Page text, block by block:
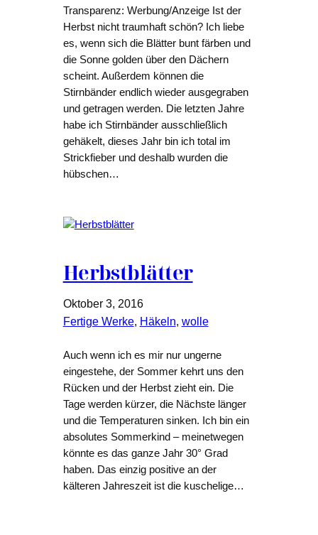
Transparenz: Werbung/Anzeige Ist der
Herbst nicht traumhaft schön? Ich liebe
es, wenn sich die Blätter bunt färben und
die Sonne golden über den Dächern
scheint. Außerdem können die
Stirnbänder endlich wieder ausgegraben
und getragen werden. Die letzten Jahre
habe ich Stirnbänder ausschließlich
gehäkelt, dieses Jahr bin ich total im
Strickfieber und deshalb wurden die
hübschen…
Herbstblätter
Oktober 3, 2016
Fertige Werke, Häkeln, wolle
Auch wenn ich es mir nur ungerne
eingestehe, der Sommer kehrt uns den
Rücken und der Herbst zieht ein. Die
Tage werden kürzer, die Nächste länger
und die Temperaturen sinken. Ich bin ein
absolutes Sommerkind – meinetwegen
könnte es das ganze Jahr 30° Grad
haben. Das einzig positive an der
kälteren Jahreszeit ist die kuschelige…